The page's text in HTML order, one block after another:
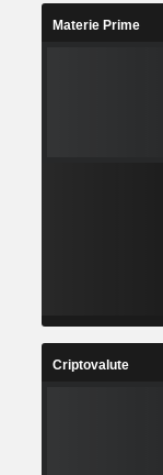
Materie Prime
Criptovalute